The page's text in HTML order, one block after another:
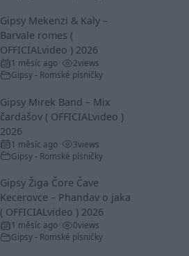
Gipsy Mekenzi & Kaly –
Barvale romes (
OFFICIALvideo ) 2026
1 měsíc ago 2views
Gipsy - Romské písničky
Gipsy Mirek Band – Mix
čardašov ( OFFICIALvideo )
2026
1 měsíc ago 3views
Gipsy - Romské písničky
Gipsy Žiga Čore Čave
Kecerovce – Phandav o jaka
( OFFICIALvideo ) 2026
1 měsíc ago 0views
Gipsy - Romské písničky